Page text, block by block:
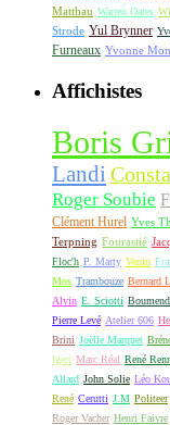
Matthau Warren Oates
Strode Yul Brynner
Furneaux Yvonne
Affichistes
Boris
Landi
Roger Soubie
Clément Hurel Yves
Terpning Fourastié
Floc'h P. Marty Venin
Mos Trambouze Bernard
Alvin E. Sciotti
Pierre Levé Atelier 606
Brini Joëlle Marquet
Igert Marc Réal René
Allard John Solie Léo
René Cerutti J.M Politeer
Roger Vacher Henri Faivre